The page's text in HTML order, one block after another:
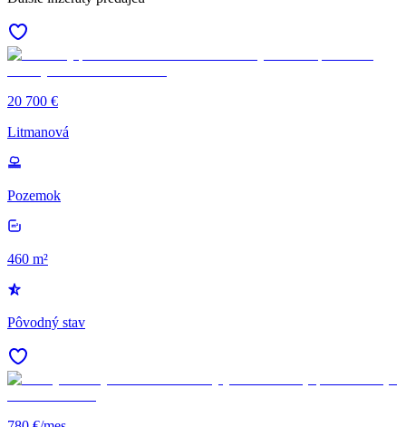
20 700 €
Litmanová
Pozemok
460 m²
Pôvodný stav